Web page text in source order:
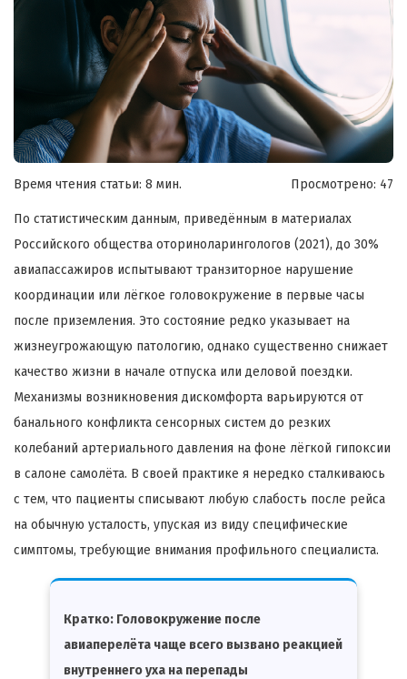
Время чтения статьи: 8 мин. Просмотрено: 47
По статистическим данным, приведённым в материалах
Российского общества оториноларингологов (2021), до 30%
авиапассажиров испытывают транзиторное нарушение
координации или лёгкое головокружение в первые часы
после приземления. Это состояние редко указывает на
жизнеугрожающую патологию, однако существенно снижает
качество жизни в начале отпуска или деловой поездки.
Механизмы возникновения дискомфорта варьируются от
банального конфликта сенсорных систем до резких
колебаний артериального давления на фоне лёгкой гипоксии
в салоне самолёта. В своей практике я нередко сталкиваюсь
с тем, что пациенты списывают любую слабость после рейса
на обычную усталость, упуская из виду специфические
симптомы, требующие внимания профильного специалиста.
Кратко: Головокружение после
авиаперелёта чаще всего вызвано реакцией
внутреннего уха на перепады
Я согласен наобработку моих персональных данных